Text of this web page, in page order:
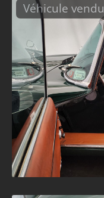
Véhicule vendu